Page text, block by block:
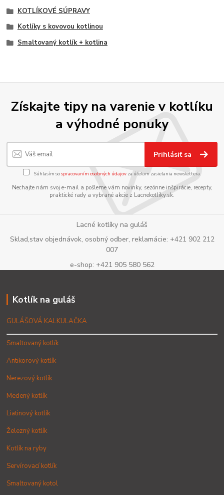
KOTLÍKOVÉ SÚPRAVY
Kotlíky s kovovou kotlinou
Smaltovaný kotlík + kotlina
Získajte tipy na varenie v kotlíku
a výhodné ponuky
Prihlásiť sa
Súhlasím sospracovaním osobných údajov za účelom zasielania newslettera.
Nechajte nám svoj e-mail a pošleme vám novinky, sezónne inšpirácie, recepty,
praktické rady a vybrané akcie z Lacnekotliky.sk.
Lacné kotlíky na guláš
Sklad,stav objednávok, osobný odber, reklamácie: +421 902 212
007
e-shop: +421 905 580 562
Kotlík na guláš
GULÁŠOVÁ KALKULAČKA
Smaltovaný kotlík
Antikorový kotlík
Nerezový kotlík
Medený kotlík
Liatinový kotlík
Železný kotlík
Kotlík na ryby
Servírovací kotlík
Smaltovaný kotol